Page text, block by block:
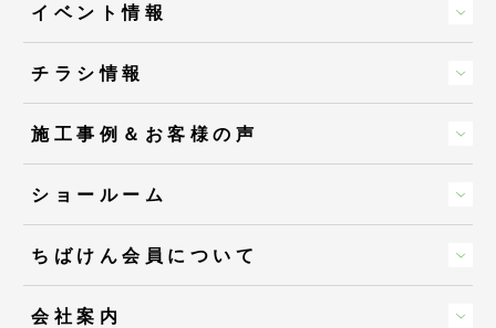
イベント情報
チラシ情報
施工事例＆お客様の声
ショールーム
ちばけん会員について
会社案内